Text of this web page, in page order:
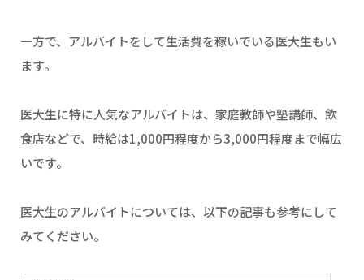
一方で、アルバイトをして生活費を稼いでいる医大生もい
ます。
医大生に特に人気なアルバイトは、家庭教師や塾講師、飲
食店などで、時給は1,000円程度から3,000円程度まで幅広
いです。
医大生のアルバイトについては、以下の記事も参考にして
みてください。